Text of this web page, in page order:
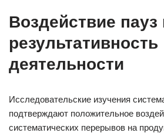
Воздействие пауз
результативность
деятельности
Исследовательские изучения
подтверждают положительное
систематических перерывов на